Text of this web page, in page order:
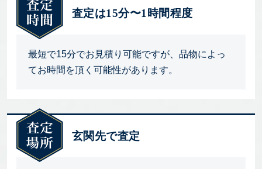
査定は15分〜1時間程度
最短で15分でお見積り可能ですが、品物によっ
てお時間を頂く可能性があります。
玄関先で査定